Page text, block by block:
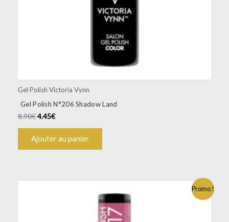
Gel Polish Victoria Vynn
Gel Polish N°206 Shadow Land
8.90€4.45€
Ajouter au panier
Promo !